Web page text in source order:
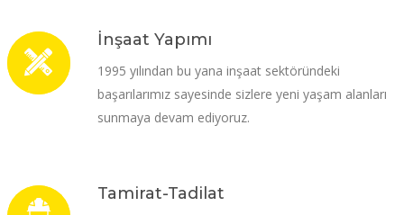
İnşaat Yapımı
1995 yılından bu yana inşaat sektöründeki
başarılarımız sayesinde sizlere yeni yaşam alanları
sunmaya devam ediyoruz.
Tamirat-Tadilat